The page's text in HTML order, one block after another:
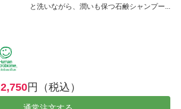
と洗いながら、潤いも保つ石鹸シャンプー...
2,750円（税込）